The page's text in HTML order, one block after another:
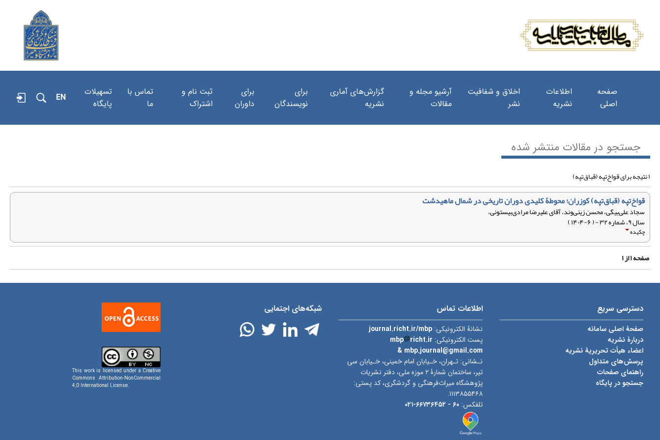
صفحه
اصلی
اطلاعات
نشریه
اخلاق و شفافیت
نشر
آرشیو مجله و
مقالات
گزارش‌های آماری
نشریه
برای
نویسندگان
برای
داوران
ثبت نام و
اشتراک
تماس با
ما
تسهیلات
پایگاه
EN
جستجو در مقالات منتشر شده
۱ نتیجه برای قواخ‌تپه (قباق‌تپه)
قواخ‌تپه (قباق‌تپه) کوزران؛ محوطۀ کلیدی دوران تاریخی در شمال ماهیدشت
سجاد علی‌بیگی، محسن زینی‌وند، آقای علیرضا مرادی‌بیستونی،
سال ۹، شماره ۳۲ - ( ۶-۱۴۰۴ )
چکیده
صفحه۱از۱
دسترسی سریع
صفحۀ اصلی سامانه
دربارۀ نشریه
اعضاء هیأت تحریریۀ نشریه
پرسش‌های متداول
راهنمای صفحات
جستجو در پایگاه
اطلاعات تماس
نشانۀ الکترونیکی:journal.richt.ir/mbp
پست الکترونیکی:
mbp
richt.ir
& mbp.journal@gmail.com
نـشانی: تـهران، خـیابان امام خمینی، خـیابان سی
تیر، ساختمان شمارۀ ۲ موزه ملی، دفتر نشریات
پژوهشگاه میراث‌فرهنگی و گردشگری، کد پستی:
۱۱۱۳۸۵۵۴۶۸.
تلفکس:۶۰ - ۶۶۷۳۶۴۵۲-۰۲۱
شبکه‌های اجتمایی
This work is licensed under a Creative
Commons Attribution-NonCommercial
4,0 International License.